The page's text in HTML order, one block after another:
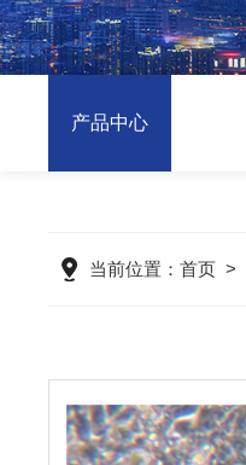
产品中心
当前位置：首页 >